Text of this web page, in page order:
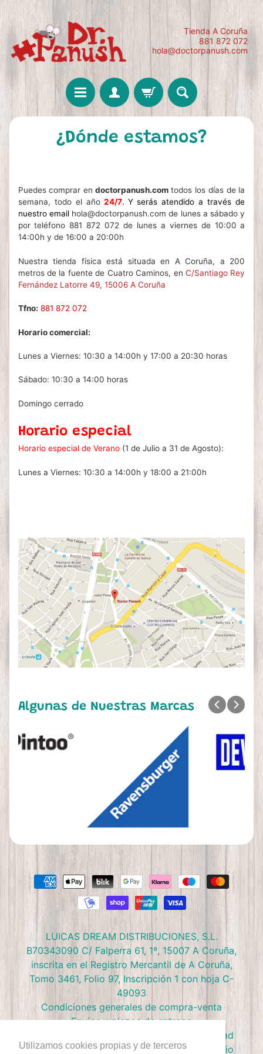
Utilizamos cookies propias y de terceros
Tienda A Coruña
881 872 072
hola@doctorpanush.com
¿Dónde estamos?
Puedes comprar en doctorpanush.com todos los días de la
semana, todo el año 24/7. Y serás atendido a través de
nuestro email hola@doctorpanush.com de lunes a sábado y
por teléfono 881 872 072 de lunes a viernes de 10:00 a
14:00h y de 16:00 a 20:00h
Nuestra tienda física está situada en A Coruña, a 200
metros de la fuente de Cuatro Caminos, en C/Santiago Rey
Fernández Latorre 49, 15006 A Coruña
Tfno: 881 872 072
Horario comercial:
Lunes a Viernes: 10:30 a 14:00h y 17:00 a 20:30 horas
Sábado: 10:30 a 14:00 horas
Domingo cerrado
Horario especial
Horario especial de Verano(1 de Julio a 31 de Agosto):
Lunes a Viernes: 10:30 a 14:00h y 18:00 a 21:00h
Algunas de Nuestras Marcas
LUICAS DREAM DISTRIBUCIONES, S.L.
B70343090 C/ Falperra 61, 1º, 15007 A Coruña,
inscrita en el Registro Mercantil de A Coruña,
Tomo 3461, Folio 97, Inscripción 1 con hoja C-
49093
Condiciones generales de compra-venta
Envíos y plazos de entrega
Política de privacidad
Política de devolución
Términos de Servicio